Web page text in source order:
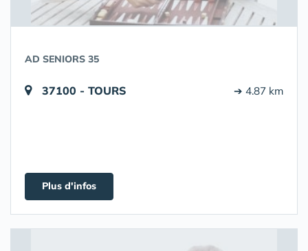
AD SENIORS 35
37100 - TOURS ➔ 4.87 km
Plus d'infos